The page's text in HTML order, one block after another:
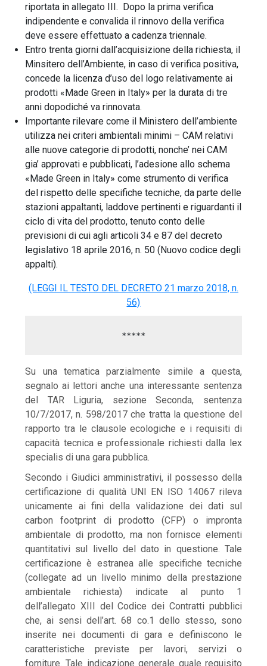
riportata in allegato III. Dopo la prima verifica
indipendente e convalida il rinnovo della verifica
deve essere effettuato a cadenza triennale.
Entro trenta giorni dall’acquisizione della richiesta, il
Minsitero dell’Ambiente, in caso di verifica positiva,
concede la licenza d’uso del logo relativamente ai
prodotti «Made Green in Italy» per la durata di tre
anni dopodiché va rinnovata.
Importante rilevare come il Ministero dell’ambiente
utilizza nei criteri ambientali minimi – CAM relativi
alle nuove categorie di prodotti, nonche’ nei CAM
gia’ approvati e pubblicati, l’adesione allo schema
«Made Green in Italy» come strumento di verifica
del rispetto delle specifiche tecniche, da parte delle
stazioni appaltanti, laddove pertinenti e riguardanti il
ciclo di vita del prodotto, tenuto conto delle
previsioni di cui agli articoli 34 e 87 del decreto
legislativo 18 aprile 2016, n. 50 (Nuovo codice degli
appalti).
(LEGGI IL TESTO DEL DECRETO 21 marzo 2018, n.
56)
*****
Su una tematica parzialmente simile a questa,
segnalo ai lettori anche una interessante sentenza
del TAR Liguria, sezione Seconda, sentenza
10/7/2017, n. 598/2017 che tratta la questione del
rapporto tra le clausole ecologiche e i requisiti di
capacità tecnica e professionale richiesti dalla lex
specialis di una gara pubblica.
Secondo i Giudici amministrativi, il possesso della
certificazione di qualità UNI EN ISO 14067 rileva
unicamente ai fini della validazione dei dati sul
carbon footprint di prodotto (CFP) o impronta
ambientale di prodotto, ma non fornisce elementi
quantitativi sul livello del dato in questione. Tale
certificazione è estranea alle specifiche tecniche
(collegate ad un livello minimo della prestazione
ambientale richiesta) indicate al punto 1
dell’allegato XIII del Codice dei Contratti pubblici
che, ai sensi dell’art. 68 co.1 dello stesso, sono
inserite nei documenti di gara e definiscono le
caratteristiche previste per lavori, servizi o
forniture. Tale indicazione generale quale requisito